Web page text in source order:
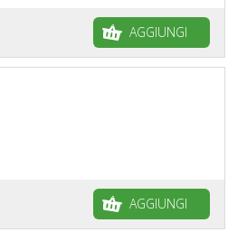
AGGIUNGI
AGGIUNGI